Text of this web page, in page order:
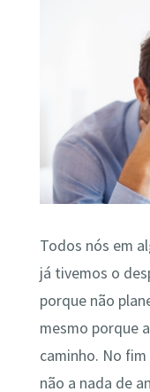
Todos nós em
já tivemos o
porque não
mesmo porque
caminho. No
não a nada de